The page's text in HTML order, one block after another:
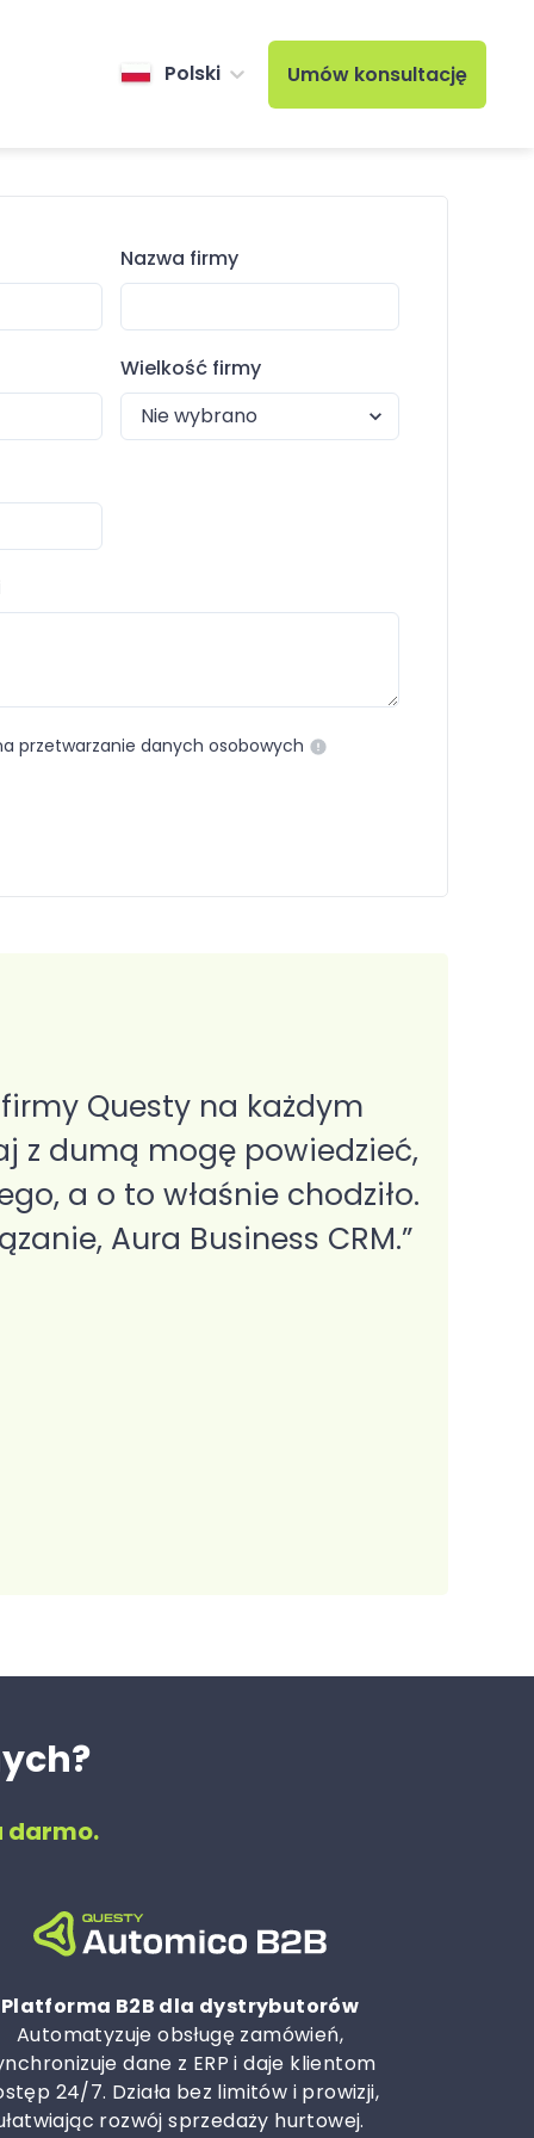
Polski Umów konsultację
Nazwa firmy
Wielkość firmy
przetwarzanie danych osobowych
Questy na każdym
z dumą mogę powiedzieć,
a o to właśnie chodziło.
Aura Business CRM.”
darmo.
Platforma B2B dla dystrybutorów
Automatyzuje obsługę zamówień,
dane z ERP i daje klientom
24/7. Działa bez limitów i prowizji,
rozwój sprzedaży hurtowej.